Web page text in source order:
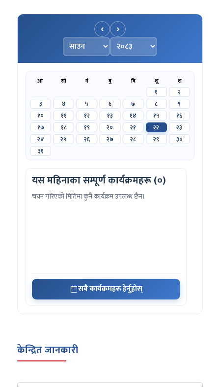
‹
महिना चयन गर्नुहोस्
वर्ष चयन गर्नुहोस्
›
आ सो मं बु बि शु श
१
२
३
४ ५ ६ ७ ८
९
१०
११ १२ १३ १४ १५
१६
१७
१८ १९ २० २१ २२
२३
२४
२५ २६ २७ २८ २९
३०
३१
यस महिनाका सम्पूर्ण कार्यक्रमहरू (०)
चयन गरिएको मितिमा कुनै कार्यक्रम उपलब्ध छैन।
सबै कार्यक्रमहरू हेर्नुहोस्
केन्द्रित जानकारी